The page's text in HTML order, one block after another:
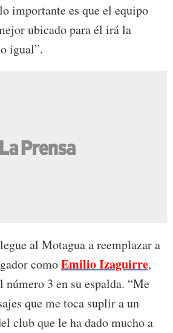
importante es que el equipo
ubicado para él irá la
igual”.
al Motagua a reemplazar a
comoEmilio Izaguirre,
3 en su espalda. “Me
que me toca suplir a un
club que le ha dado mucho a